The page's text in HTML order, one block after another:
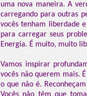
uma nova maneira. A
carregando para outras
vocês tenham liberdade
para carregar seus
Energia. É muito, muito
Vamos inspirar
vocês não querem mais.
o que não é.